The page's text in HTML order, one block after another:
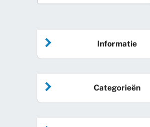
Informatie
Home
Agenda
Categorieën
Algemeen nieuws